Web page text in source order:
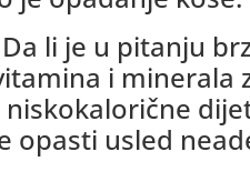
li je u pitanju
i minerala
opasti usled